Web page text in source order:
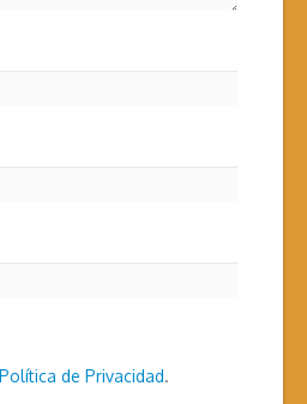
Política de Privacidad.